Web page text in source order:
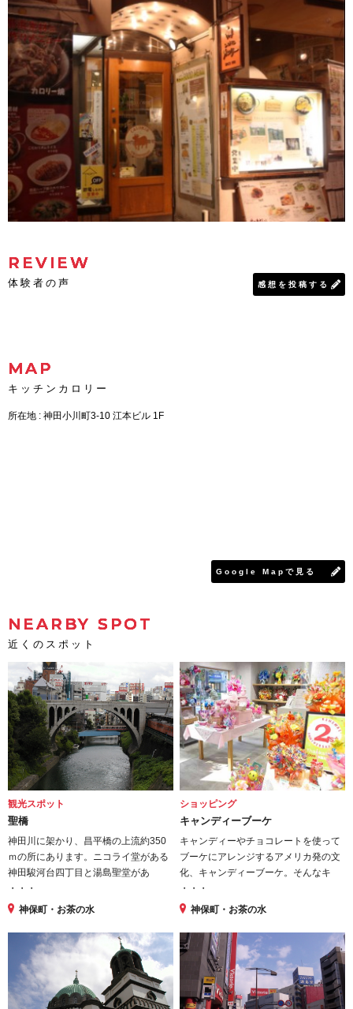
REVIEW
体験者の声 感想を投稿する
MAP
キッチンカロリー
Google Mapで見る
所在地 : 神田小川町3-10 江本ビル 1F
NEARBY SPOT
近くのスポット
観光スポット
聖橋
神田川に架かり、昌平橋の上流約350
ｍの所にあります。ニコライ堂がある
神田駿河台四丁目と湯島聖堂があ
・・・
神保町・お茶の水
ショッピング
キャンディーブーケ
キャンディーやチョコレートを使って
ブーケにアレンジするアメリカ発の文
化、キャンディーブーケ。そんなキ
・・・
神保町・お茶の水